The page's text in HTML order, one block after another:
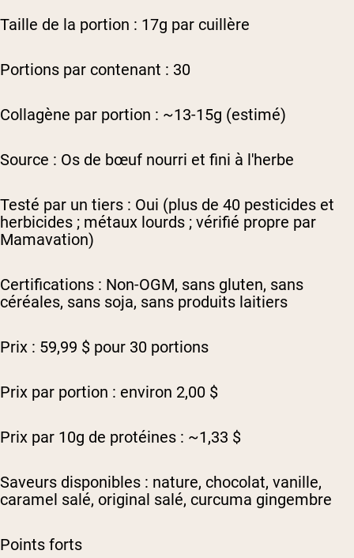
Taille de la portion : 17g par cuillère
Portions par contenant : 30
Collagène par portion : ~13-15g (estimé)
Source : Os de bœuf nourri et fini à l'herbe
Testé par un tiers : Oui (plus de 40 pesticides et
herbicides ; métaux lourds ; vérifié propre par
Mamavation)
Certifications : Non-OGM, sans gluten, sans
céréales, sans soja, sans produits laitiers
Prix : 59,99 $ pour 30 portions
Prix par portion : environ 2,00 $
Prix par 10g de protéines : ~1,33 $
Saveurs disponibles : nature, chocolat, vanille,
caramel salé, original salé, curcuma gingembre
Points forts